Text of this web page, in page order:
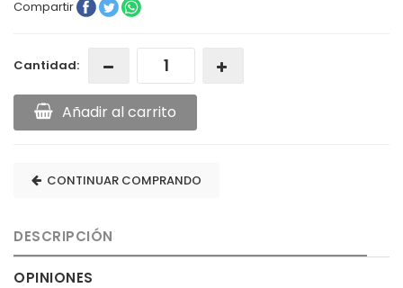
Compartir
Cantidad:
Añadir al carrito
CONTINUAR COMPRANDO
DESCRIPCIÓN
OPINIONES